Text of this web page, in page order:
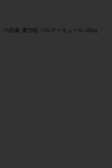
小田象 薄力粉 パルティキュール 25kg